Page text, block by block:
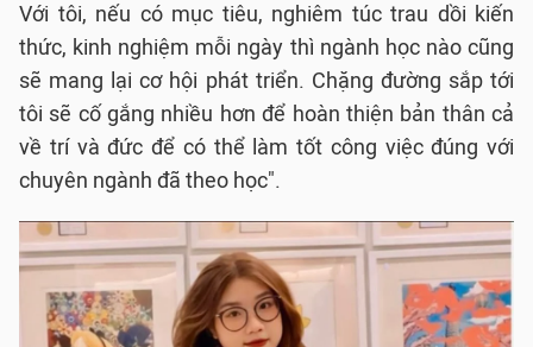
Với tôi, nếu có mục tiêu, nghiêm túc trau dồi kiến
thức, kinh nghiệm mỗi ngày thì ngành học nào cũng
sẽ mang lại cơ hội phát triển. Chặng đường sắp tới
tôi sẽ cố gắng nhiều hơn để hoàn thiện bản thân cả
về trí và đức để có thể làm tốt công việc đúng với
chuyên ngành đã theo học".